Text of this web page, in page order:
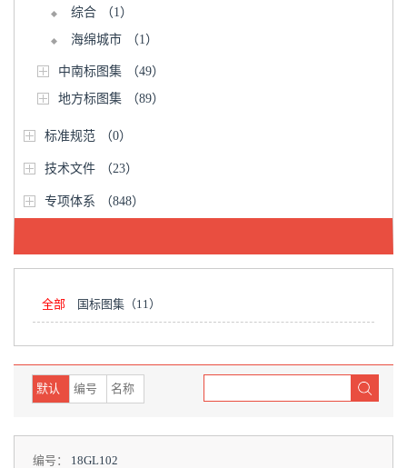
综合
（1）
海绵城市
（1）
中南标图集
（49）
地方标图集
（89）
标准规范 （0）
技术文件 （23）
专项体系 （848）
全部 国标图集 （11）
默认 编号 名称
编号： 18GL102